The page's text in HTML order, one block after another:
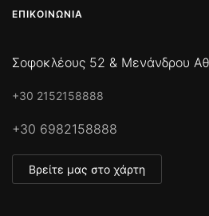
ΕΠΙΚΟΙΝΩΝΊΑ
Σοφοκλέους 52 & Μενάνδρου
+30 2152158888
+30 6982158888
Βρείτε μας στο χάρτη